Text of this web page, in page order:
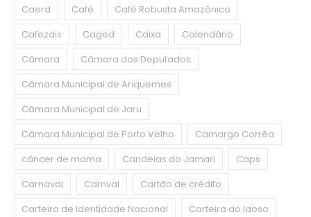
Caerd
Café
Café Robusta Amazônico
Cafezais
Caged Caixa
Calendário
Câmara
Câmara dos Deputados
Câmara Municipal de Ariquemes
Câmara Municipal de Jaru
Câmara Municipal de Porto Velho
Camargo Corrêa
câncer de mama
Candeias do Jamari
Caps
Carnaval
Carnval
Cartão de crédito
Carteira de Identidade Nacional
Carteira do Idoso